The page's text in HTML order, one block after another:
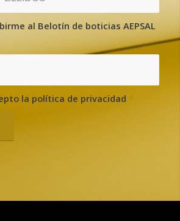
al Belotín de boticias AEPSAL
la política de privacidad